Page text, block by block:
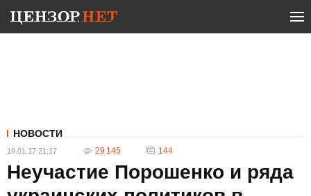
НОВОСТИ
19.01.17 21:17 29 145 144
Неучастие Порошенко и ряда